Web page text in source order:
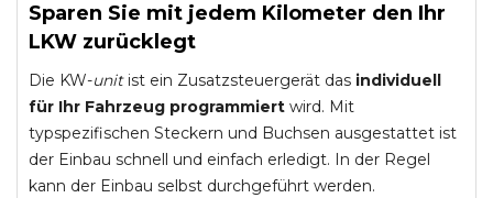
Sparen Sie mit jedem Kilometer den Ihr
LKW zurücklegt
Die KW-unitist ein Zusatzsteuergerät das individuell
für Ihr Fahrzeug programmiert wird. Mit
typspezifischen Steckern und Buchsen ausgestattet ist
der Einbau schnell und einfach erledigt. In der Regel
kann der Einbau selbst durchgeführt werden.